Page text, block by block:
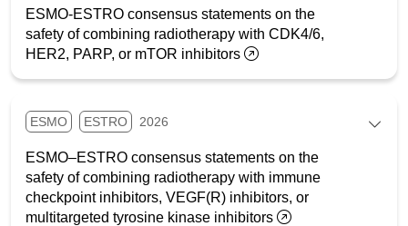
ESMO-ESTRO consensus statements on the
safety of combining radiotherapy with CDK4/6,
HER2, PARP, or mTOR inhibitors
ESMO ESTRO 2026
ESMO–ESTRO consensus statements on the
safety of combining radiotherapy with immune
checkpoint inhibitors, VEGF(R) inhibitors, or
multitargeted tyrosine kinase inhibitors